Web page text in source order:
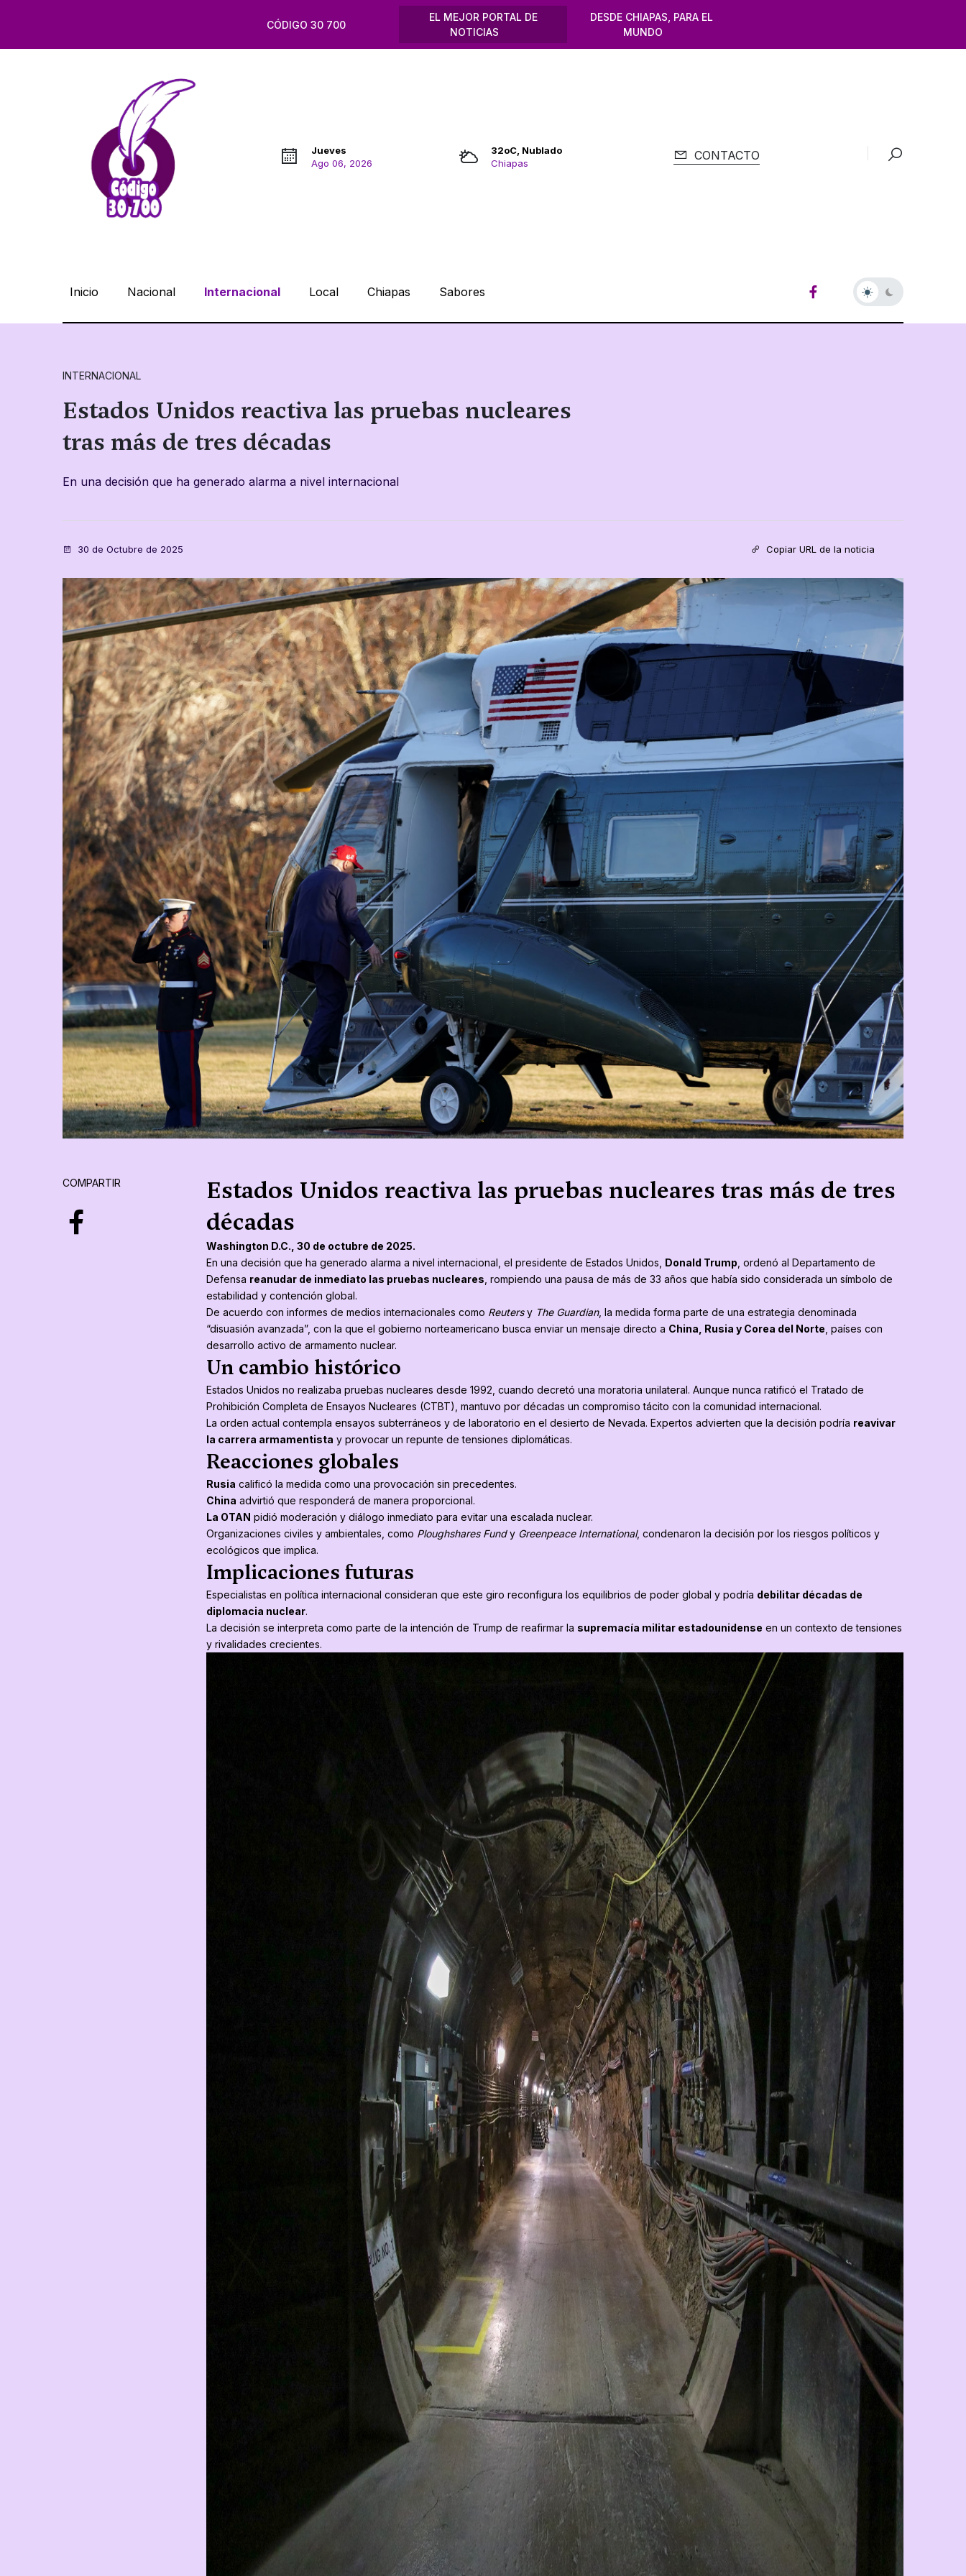
CÓDIGO 30 700
EL MEJOR PORTAL DE
NOTICIAS
DESDE CHIAPAS, PARA EL
MUNDO
Jueves
Ago 06, 2026
32oC, Nublado
Chiapas
CONTACTO
Inicio Nacional Internacional Local Chiapas Sabores
INTERNACIONAL
Estados Unidos reactiva las pruebas nucleares
tras más de tres décadas
En una decisión que ha generado alarma a nivel internacional
30 de Octubre de 2025 Copiar URL de la noticia
COMPARTIR
Estados Unidos reactiva las pruebas nucleares tras más de tres
décadas
Washington D.C., 30 de octubre de 2025.
En una decisión que ha generado alarma a nivel internacional, el presidente de Estados Unidos, Donald Trump , ordenó al Departamento de
Defensa reanudar de inmediato las pruebas nucleares , rompiendo una pausa de más de 33 años que había sido considerada un símbolo de
estabilidad y contención global.
De acuerdo con informes de medios internacionales como Reutersy The Guardian, la medida forma parte de una estrategia denominada
“disuasión avanzada”, con la que el gobierno norteamericano busca enviar un mensaje directo a China, Rusia y Corea del Norte , países con
desarrollo activo de armamento nuclear.
Un cambio histórico
Estados Unidos no realizaba pruebas nucleares desde 1992, cuando decretó una moratoria unilateral. Aunque nunca ratificó el Tratado de
Prohibición Completa de Ensayos Nucleares (CTBT), mantuvo por décadas un compromiso tácito con la comunidad internacional.
La orden actual contempla ensayos subterráneos y de laboratorio en el desierto de Nevada. Expertos advierten que la decisión podría reavivar
la carrera armamentista y provocar un repunte de tensiones diplomáticas.
Reacciones globales
Rusia calificó la medida como una provocación sin precedentes.
China advirtió que responderá de manera proporcional.
La OTAN pidió moderación y diálogo inmediato para evitar una escalada nuclear.
Organizaciones civiles y ambientales, como Ploughshares Fundy Greenpeace International, condenaron la decisión por los riesgos políticos y
ecológicos que implica.
Implicaciones futuras
Especialistas en política internacional consideran que este giro reconfigura los equilibrios de poder global y podría debilitar décadas de
diplomacia nuclear.
La decisión se interpreta como parte de la intención de Trump de reafirmar la supremacía militar estadounidense en un contexto de tensiones
y rivalidades crecientes.